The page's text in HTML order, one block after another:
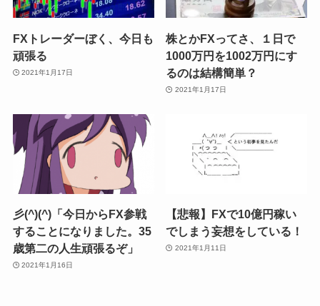
FXトレーダーぼく、今日も
頑張る
2021年1月17日
株とかFXってさ、１日で
1000万円を1002万円にす
るのは結構簡単？
2021年1月17日
彡(^)(^)「今日からFX参戦
することになりました。35
歳第二の人生頑張るぞ」
2021年1月16日
【悲報】FXで10億円稼い
でしまう妄想をしている！
2021年1月11日